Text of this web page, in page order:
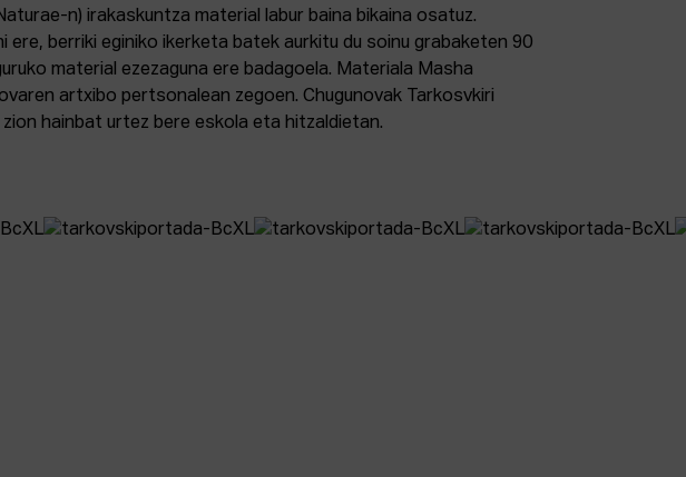
n) irakaskuntza material labur baina bikaina osatuz.
ere, berriki eginiko ikerketa batek aurkitu du soinu grabaketen 90
material ezezaguna ere badagoela. Materiala Masha
artxibo pertsonalean zegoen. Chugunovak Tarkosvkiri
zion hainbat urtez bere eskola eta hitzaldietan.